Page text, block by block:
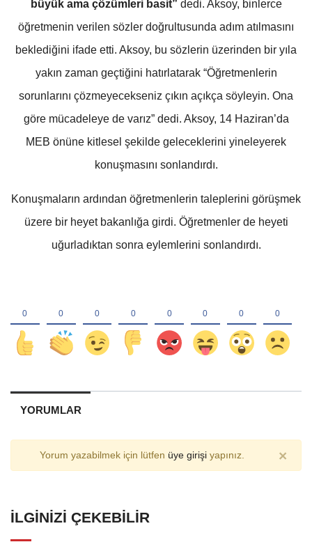
büyük ama çözümleri basit” dedi. Aksoy, binlerce
öğretmenin verilen sözler doğrultusunda adım atılmasını
beklediğini ifade etti. Aksoy, bu sözlerin üzerinden bir yıla
yakın zaman geçtiğini hatırlatarak “Öğretmenlerin
sorunlarını çözmeyecekseniz çıkın açıkça söyleyin. Ona
göre mücadeleye de varız” dedi. Aksoy, 14 Haziran’da
MEB önüne kitlesel şekilde geleceklerini yineleyerek
konuşmasını sonlandırdı.
Konuşmaların ardından öğretmenlerin taleplerini görüşmek
üzere bir heyet bakanlığa girdi. Öğretmenler de heyeti
uğurladıktan sonra eylemlerini sonlandırdı.
YORUMLAR
Yorum yazabilmek için lütfen üye girişiyapınız. ×
İLGINIZI ÇEKEBILIR